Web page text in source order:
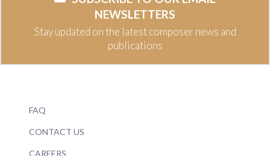
NEWSLETTERS
Stay updated on the latest composer news and
publications
FAQ
CONTACT US
CAREERS